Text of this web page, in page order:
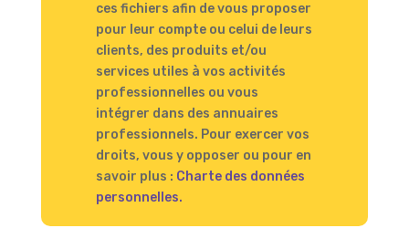
ces fichiers afin de vous proposer
pour leur compte ou celui de leurs
clients, des produits et/ou
services utiles à vos activités
professionnelles ou vous
intégrer dans des annuaires
professionnels. Pour exercer vos
droits, vous y opposer ou pour en
savoir plus : Charte des données
personnelles.